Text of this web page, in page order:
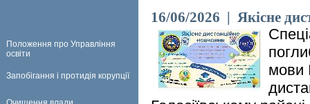
Положення про Управління
освіти
Запобігання і протидія корупції
16/06/2026 | Якісне
мови